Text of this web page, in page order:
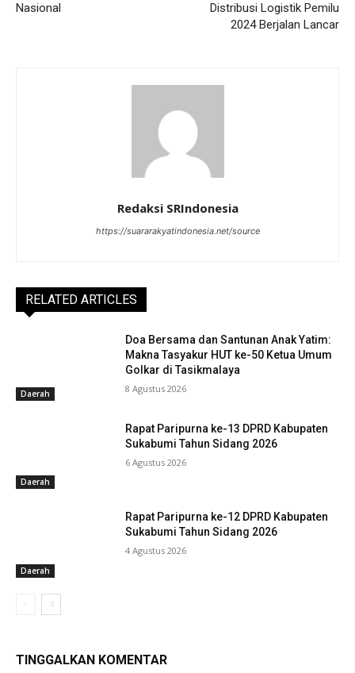
Nasional
Distribusi Logistik Pemilu
2024 Berjalan Lancar
Redaksi SRIndonesia
https://suararakyatindonesia.net/source
RELATED ARTICLES
Daerah
Doa Bersama dan Santunan Anak Yatim:
Makna Tasyakur HUT ke-50 Ketua Umum
Golkar di Tasikmalaya
8 Agustus 2026
Daerah
Rapat Paripurna ke-13 DPRD Kabupaten
Sukabumi Tahun Sidang 2026
6 Agustus 2026
Daerah
Rapat Paripurna ke-12 DPRD Kabupaten
Sukabumi Tahun Sidang 2026
4 Agustus 2026
TINGGALKAN KOMENTAR